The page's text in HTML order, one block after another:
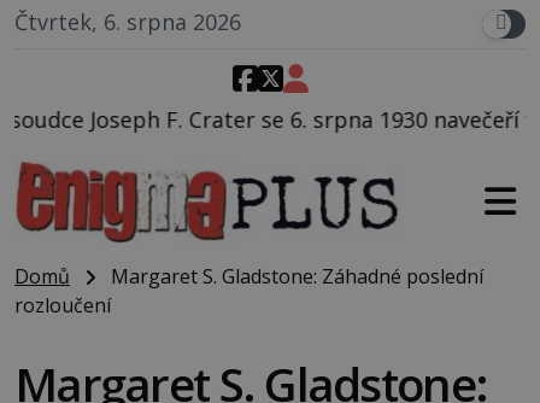
Čtvrtek, 6. srpna 2026
se 6. srpna 1930 navečeří ve své oblíbené
Domů
Margaret S. Gladstone: Záhadné poslední
rozloučení
Margaret S. Gladstone: